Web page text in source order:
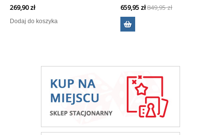
269,90 zł
Dodaj do koszyka
659,95 zł849,95 zł